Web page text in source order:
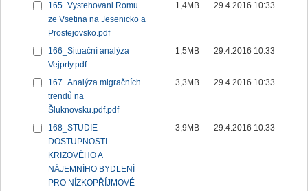
165_Vystehovani Romu
ze Vsetina na Jesenicko a
Prostejovsko.pdf
1,4MB 29.4.2016 10:33
166_Situační analýza
Vejprty.pdf
1,5MB 29.4.2016 10:33
167_Analýza migračních
trendů na
Šluknovsku.pdf.pdf
3,3MB 29.4.2016 10:33
168_STUDIE
DOSTUPNOSTI
KRIZOVÉHO A
NÁJEMNÍHO BYDLENÍ
PRO NÍZKOPŘÍJMOVÉ
3,9MB 29.4.2016 10:33